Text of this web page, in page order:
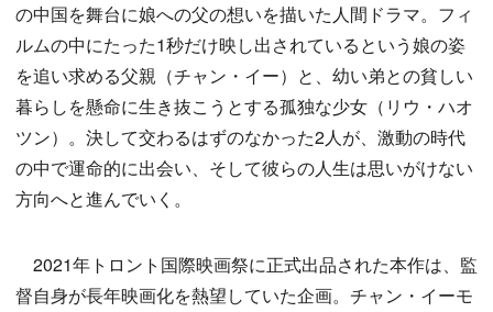
の中国を舞台に娘への父の想いを描いた人間ドラマ。フィ
ルムの中にたった1秒だけ映し出されているという娘の姿
を追い求める父親（チャン・イー）と、幼い弟との貧しい
暮らしを懸命に生き抜こうとする孤独な少女（リウ・ハオ
ツン）。決して交わるはずのなかった2人が、激動の時代
の中で運命的に出会い、そして彼らの人生は思いがけない
方向へと進んでいく。
2021年トロント国際映画祭に正式出品された本作は、監
督自身が長年映画化を熱望していた企画。チャン・イーモ